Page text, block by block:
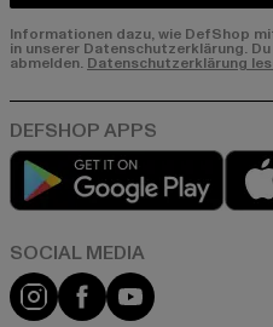
Informationen dazu, wie DefShop
in unserer Datenschutzerklärung.
abmelden. Datenschutzerklärung
Play
Instagram
FacebookYouTube